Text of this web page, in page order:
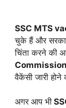
SSC MTS
चुके हैं और
चिंता करने की
Commission
वैकेंसी जारी होने
अगर आप भी